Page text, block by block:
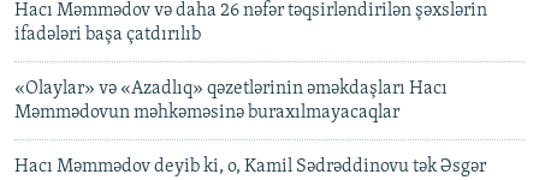
Hacı Məmmədov və daha 26 nəfər təqsirləndirilən şəxslərin
ifadələri başa çatdırılıb
«Olaylar» və «Azadlıq» qəzetlərinin əməkdaşları Hacı
Məmmədovun məhkəməsinə buraxılmayacaqlar
Hacı Məmmədov deyib ki, o, Kamil Sədrəddinovu tək Əsgər